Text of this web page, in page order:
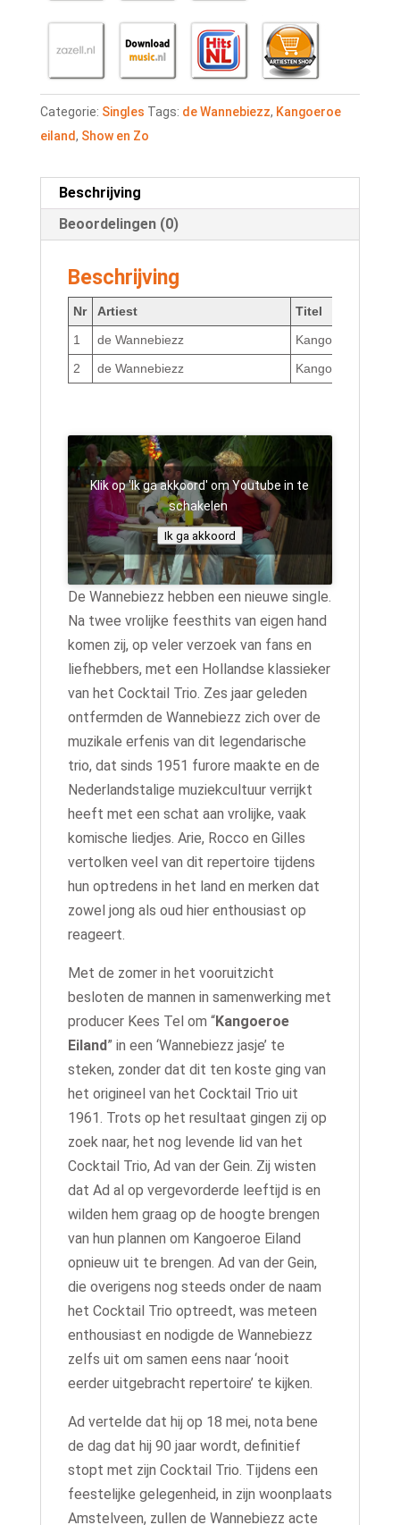
Categorie: Singles Tags: de Wannebiezz, Kangoeroe
eiland, Show en Zo
Beschrijving
Beoordelingen (0)
Beschrijving
Nr Artiest
Titel
1
de Wannebiezz
Kangoeroe eiland
2
de Wannebiezz Kangoeroe
Klik op 'Ik ga akkoord' om Youtube in te
schakelen
Ik ga akkoord
De Wannebiezz hebben een nieuwe single.
Na twee vrolijke feesthits van eigen hand
komen zij, op veler verzoek van fans en
liefhebbers, met een Hollandse klassieker
van het Cocktail Trio. Zes jaar geleden
ontfermden de Wannebiezz zich over de
muzikale erfenis van dit legendarische
trio, dat sinds 1951 furore maakte en de
Nederlandstalige muziekcultuur verrijkt
heeft met een schat aan vrolijke, vaak
komische liedjes. Arie, Rocco en Gilles
vertolken veel van dit repertoire tijdens
hun optredens in het land en merken dat
zowel jong als oud hier enthousiast op
reageert.
Met de zomer in het vooruitzicht
besloten de mannen in samenwerking met
producer Kees Tel om “Kangoeroe
Eiland” in een ‘Wannebiezz jasje’ te
steken, zonder dat dit ten koste ging van
het origineel van het Cocktail Trio uit
1961. Trots op het resultaat gingen zij op
zoek naar, het nog levende lid van het
Cocktail Trio, Ad van der Gein. Zij wisten
dat Ad al op vergevorderde leeftijd is en
wilden hem graag op de hoogte brengen
van hun plannen om Kangoeroe Eiland
opnieuw uit te brengen. Ad van der Gein,
die overigens nog steeds onder de naam
het Cocktail Trio optreedt, was meteen
enthousiast en nodigde de Wannebiezz
zelfs uit om samen eens naar ‘nooit
eerder uitgebracht repertoire’ te kijken.
Ad vertelde dat hij op 18 mei, nota bene
de dag dat hij 90 jaar wordt, definitief
stopt met zijn Cocktail Trio. Tijdens een
feestelijke gelegenheid, in zijn woonplaats
Amstelveen, zullen de Wannebiezz acte